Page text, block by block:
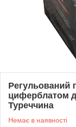
Регульований
циферблатом
Туреччина
Немає в наявності